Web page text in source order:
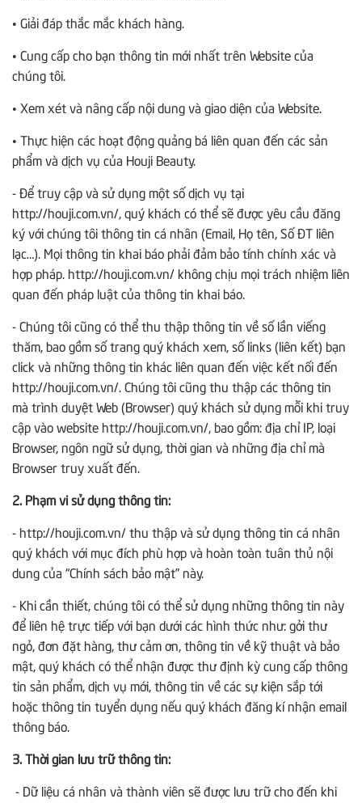
• Giải đáp thắc mắc khách hàng.
• Cung cấp cho bạn thông tin mới nhất trên Website của
chúng tôi.
• Xem xét và nâng cấp nội dung và giao diện của Website.
• Thực hiện các hoạt động quảng bá liên quan đến các sản
phẩm và dịch vụ của Houji Beauty.
- Để truy cập và sử dụng một số dịch vụ tại
http://houji.com.vn/, quý khách có thể sẽ được yêu cầu đăng
ký với chúng tôi thông tin cá nhân (Email, Họ tên, Số ĐT liên
lạc…). Mọi thông tin khai báo phải đảm bảo tính chính xác và
hợp pháp. http://houji.com.vn/ không chịu mọi trách nhiệm liên
quan đến pháp luật của thông tin khai báo.
- Chúng tôi cũng có thể thu thập thông tin về số lần viếng
thăm, bao gồm số trang quý khách xem, số links (liên kết) bạn
click và những thông tin khác liên quan đến việc kết nối đến
http://houji.com.vn/. Chúng tôi cũng thu thập các thông tin
mà trình duyệt Web (Browser) quý khách sử dụng mỗi khi truy
cập vào website http://houji.com.vn/, bao gồm: địa chỉ IP, loại
Browser, ngôn ngữ sử dụng, thời gian và những địa chỉ mà
Browser truy xuất đến.
2. Phạm vi sử dụng thông tin:
- http://houji.com.vn/ thu thập và sử dụng thông tin cá nhân
quý khách với mục đích phù hợp và hoàn toàn tuân thủ nội
dung của “Chính sách bảo mật” này.
- Khi cần thiết, chúng tôi có thể sử dụng những thông tin này
để liên hệ trực tiếp với bạn dưới các hình thức như: gởi thư
ngỏ, đơn đặt hàng, thư cảm ơn, thông tin về kỹ thuật và bảo
mật, quý khách có thể nhận được thư định kỳ cung cấp thông
tin sản phẩm, dịch vụ mới, thông tin về các sự kiện sắp tới
hoặc thông tin tuyển dụng nếu quý khách đăng kí nhận email
thông báo.
3. Thời gian lưu trữ thông tin:
- Dữ liệu cá nhân và thành viên sẽ được lưu trữ cho đến khi